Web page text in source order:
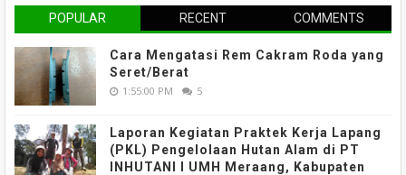
POPULAR RECENT COMMENTS
Cara Mengatasi Rem Cakram Roda yang
Seret/Berat
1:55:00 PM 5
Laporan Kegiatan Praktek Kerja Lapang
(PKL) Pengelolaan Hutan Alam di PT
INHUTANI I UMH Meraang, Kabupaten